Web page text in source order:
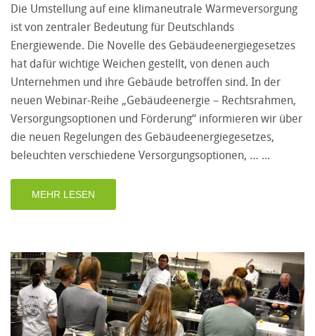
Die Umstellung auf eine klimaneutrale Wärmeversorgung
ist von zentraler Bedeutung für Deutschlands
Energiewende. Die Novelle des Gebäudeenergiegesetzes
hat dafür wichtige Weichen gestellt, von denen auch
Unternehmen und ihre Gebäude betroffen sind. In der
neuen Webinar-Reihe „Gebäudeenergie – Rechtsrahmen,
Versorgungsoptionen und Förderung“ informieren wir über
die neuen Regelungen des Gebäudeenergiegesetzes,
beleuchten verschiedene Versorgungsoptionen, …
MEHR LESEN